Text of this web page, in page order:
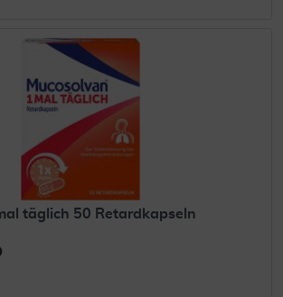
täglich 50 Retardkapseln